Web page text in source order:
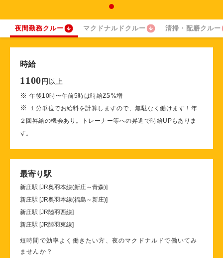
夜間勤務クルー マクドナルドクルー 清掃・配膳クルー
時給
1100 円 以上
※午後10時〜午前5時は時給25%増
※
１分単位でお給料を計算しますので、無駄なく働けます！年
２回昇給の機会あり。トレーナー等への昇進で時給UPもありま
す。
最寄り駅
新庄駅 [JR奥羽本線(新庄～青森)]
新庄駅 [JR奥羽本線(福島～新庄)]
新庄駅 [JR陸羽西線]
新庄駅 [JR陸羽東線]
短時間で効率よく働きたい方、夜のマクドナルドで働いてみ
ませんか？